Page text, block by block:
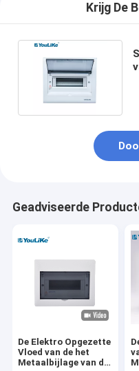
Krijg De
Geadviseerde
De Elektro Opgezette
Vloed van de het
Metaalbijlage van de